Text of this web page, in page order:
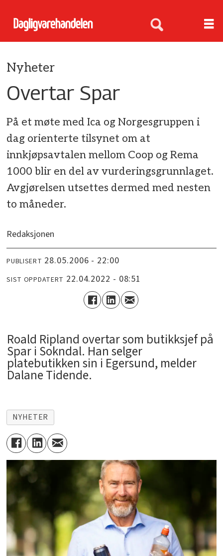
Nyheter
Overtar Spar
På et møte med Ica og Norgesgruppen i
dag orienterte tilsynet om at
innkjøpsavtalen mellom Coop og Rema
1000 blir en del av vurderingsgrunnlaget.
Avgjørelsen utsettes dermed med nesten
to måneder.
Redaksjonen
PUBLISERT 28.05.2006 - 22:00
SIST OPPDATERT 22.04.2022 - 08:51
Roald Ripland overtar som butikksjef på
Spar i Sokndal. Han selger
platebutikken sin i Egersund, melder
Dalane Tidende.
NYHETER